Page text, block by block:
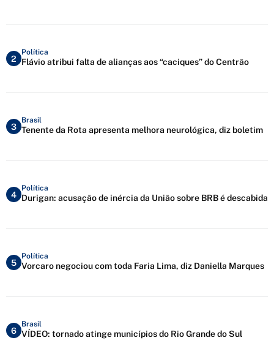
2
Política
Flávio atribui falta de alianças aos “caciques” do Centrão
3
Brasil
Tenente da Rota apresenta melhora neurológica, diz boletim
4
Política
Durigan: acusação de inércia da União sobre BRB é descabida
5
Política
Vorcaro negociou com toda Faria Lima, diz Daniella Marques
6
Brasil
VÍDEO: tornado atinge municípios do Rio Grande do Sul